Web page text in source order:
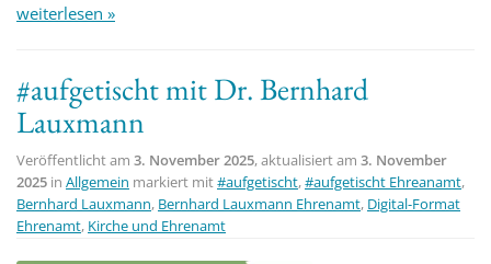
weiterlesen »
#aufgetischt mit Dr. Bernhard
Lauxmann
Veröffentlicht am 3. November 2025, aktualisiert am 3. November
2025 in Allgemein markiert mit#aufgetischt,#aufgetischt Ehreanamt,
Bernhard Lauxmann, Bernhard Lauxmann Ehrenamt, Digital-Format
Ehrenamt, Kirche und Ehrenamt